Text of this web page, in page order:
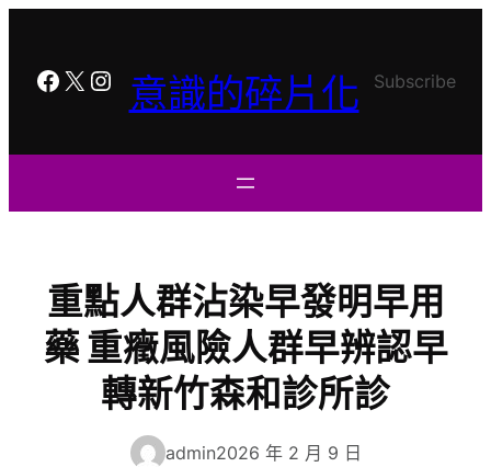
容
Facebook
X Instagram
意識的碎片化 Subscribe
重點人群沾染早發明早用
藥 重癥風險人群早辨認早
轉新竹森和診所診
admin2026 年 2 月 9 日